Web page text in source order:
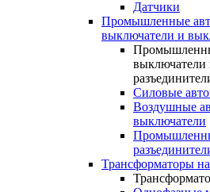
Датчики
Промышленные
выключатели и
выключатели
Силовые
Воздушные
выключатели
Трансформаторы